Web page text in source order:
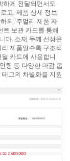
하게 전달되면서도
고, 제품 상세 정보,
되, 주얼리 제품 자
트 보관 카드를 통해
다. 소재 두께 선정은
제품일수록 구조적
카드에 사용합니
팅 등 다양한 마감 옵
그의 차별화를 지원